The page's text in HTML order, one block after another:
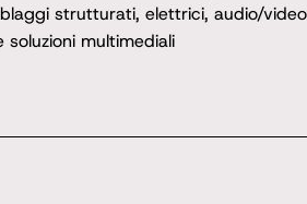
strutturati, elettrici, audio/video
soluzioni multimediali